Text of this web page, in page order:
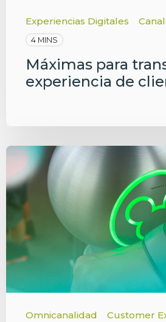
Experiencias Digitales
4 MINS
Máximas para
experiencia de
Omnicanalidad Customer